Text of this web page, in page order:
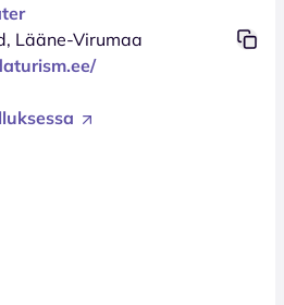
Lääne-Virumaa